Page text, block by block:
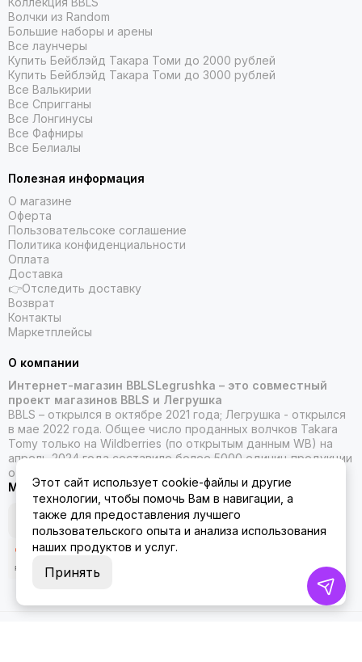
Волчки из Random
Большие наборы и арены
Все лаунчеры
Купить Бейблэйд Такара Томи до 2000 рублей
Купить Бейблэйд Такара Томи до 3000 рублей
Все Валькирии
Все Спригганы
Все Лонгинусы
Все Фафниры
Все Белиалы
Полезная информация
О магазине
Оферта
Пользовательсоке соглашение
Политика конфиденциальности
Оплата
Доставка
👉Отследить доставку
Возврат
Контакты
Маркетплейсы
О компании
Интернет-магазин BBLSLegrushka – это совместный
проект магазинов BBLS и Легрушка
BBLS – открылся в октябре 2021 года; Легрушка - открылся
в мае 2022 года. Общее число проданных волчков Takara
Tomy только на Wildberries (по открытым данным WB) на
апрель 2024 года составило более 5000 единиц продукции
от Такара Томи.
Мы в социальных сетях
Этот сайт использует cookie-файлы и другие
технологии, чтобы помочь Вам в навигации, а
также для предоставления лучшего
пользовательского опыта и анализа использования
наших продуктов и услуг.
Принять